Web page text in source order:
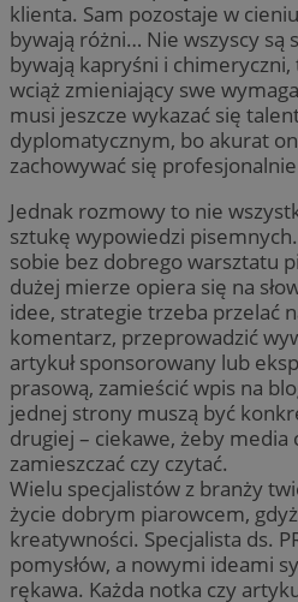
klienta. Sam pozostaje w
bywają różni… Nie wszyscy są
bywają kapryśni i
wciąż zmieniający swe
musi jeszcze wykazać się
dyplomatycznym, bo akurat
zachowywać się
Jednak rozmowy to nie
sztukę wypowiedzi
sobie bez dobrego warsztatu
dużej mierze opiera się na
idee, strategie trzeba przelać
komentarz, przeprowadzić
artykuł sponsorowany lub
prasową, zamieścić wpis na
jednej strony muszą być
drugiej – ciekawe, żeby media
zamieszczać czy czytać.
Wielu specjalistów z branży
życie dobrym piarowcem,
kreatywności. Specjalista ds.
pomysłów, a nowymi ideami
rękawa. Każda notka czy